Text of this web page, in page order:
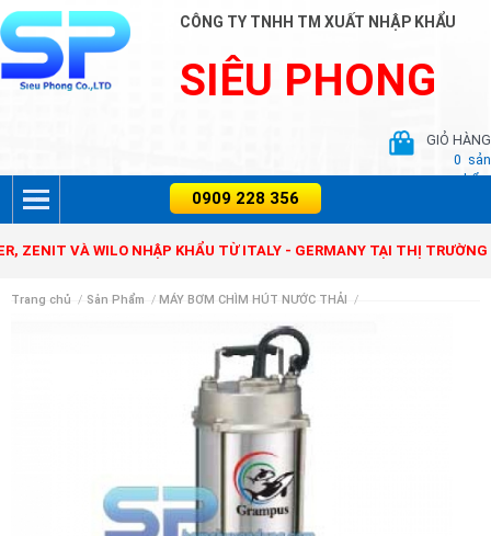
CÔNG TY TNHH TM XUẤT NHẬP KHẨU
SIÊU PHONG
GIỎ HÀNG
0 sản
phẩm
VÀ WILO NHẬP KHẨU TỪ ITALY - GERMANY TẠI THỊ TRƯỜNG VIỆT
Trang chủ / Sản Phẩm / MÁY BƠM CHÌM HÚT NƯỚC THẢI /